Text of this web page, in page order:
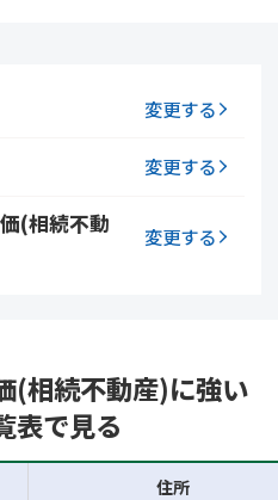
不動産評価(相続不動
調査・アンケート
変更する
変更する
(相続不動
変更する
(相続不動産)に強い
表で見る
住所